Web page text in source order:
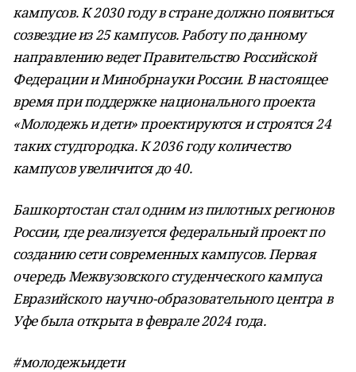
кампусов. К 2030 году в стране должно появиться
созвездие из 25 кампусов. Работу по данному
направлению ведет Правительство Российской
Федерации и Минобрнауки России. В настоящее
время при поддержке национального проекта
«Молодежь и дети» проектируются и строятся 24
таких студгородка. К 2036 году количество
кампусов увеличится до 40.
Башкортостан стал одним из пилотных регионов
России, где реализуется федеральный проект по
созданию сети современных кампусов. Первая
очередь Межвузовского студенческого кампуса
Евразийского научно-образовательного центра в
Уфе была открыта в феврале 2024 года.
#молодежьидети